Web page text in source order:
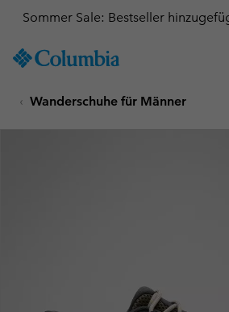
TO
SKIP
MAIN
Sommer Sale: Bestseller
Wanderschuhe für Männer